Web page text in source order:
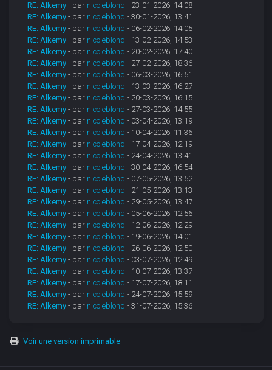
RE: Alkemy - par nicoleblond - 23-01-2026, 14:08
RE: Alkemy - par nicoleblond - 30-01-2026, 13:41
RE: Alkemy - par nicoleblond - 06-02-2026, 14:05
RE: Alkemy - par nicoleblond - 13-02-2026, 14:53
RE: Alkemy - par nicoleblond - 20-02-2026, 17:40
RE: Alkemy - par nicoleblond - 27-02-2026, 18:36
RE: Alkemy - par nicoleblond - 06-03-2026, 16:51
RE: Alkemy - par nicoleblond - 13-03-2026, 16:27
RE: Alkemy - par nicoleblond - 20-03-2026, 16:15
RE: Alkemy - par nicoleblond - 27-03-2026, 14:55
RE: Alkemy - par nicoleblond - 03-04-2026, 13:19
RE: Alkemy - par nicoleblond - 10-04-2026, 11:36
RE: Alkemy - par nicoleblond - 17-04-2026, 12:19
RE: Alkemy - par nicoleblond - 24-04-2026, 13:41
RE: Alkemy - par nicoleblond - 30-04-2026, 16:54
RE: Alkemy - par nicoleblond - 07-05-2026, 13:52
RE: Alkemy - par nicoleblond - 21-05-2026, 13:13
RE: Alkemy - par nicoleblond - 29-05-2026, 13:47
RE: Alkemy - par nicoleblond - 05-06-2026, 12:56
RE: Alkemy - par nicoleblond - 12-06-2026, 12:29
RE: Alkemy - par nicoleblond - 19-06-2026, 14:01
RE: Alkemy - par nicoleblond - 26-06-2026, 12:50
RE: Alkemy - par nicoleblond - 03-07-2026, 12:49
RE: Alkemy - par nicoleblond - 10-07-2026, 13:37
RE: Alkemy - par nicoleblond - 17-07-2026, 18:11
RE: Alkemy - par nicoleblond - 24-07-2026, 15:59
RE: Alkemy - par nicoleblond - 31-07-2026, 15:36
Voir une version imprimable